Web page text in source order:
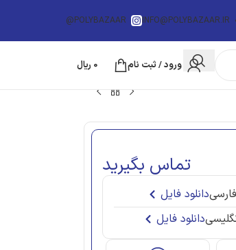
INFO@POLYBAZAAR.IR
POLYBAZAAR@
ورود / ثبت نام 0 ریال
تماس بگیرید
دانلود فایل
دانلود فایل